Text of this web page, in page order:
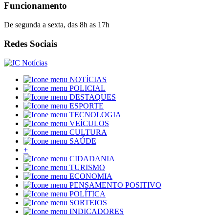
Funcionamento
De segunda a sexta, das 8h as 17h
Redes Sociais
NOTÍCIAS
POLICIAL
DESTAQUES
ESPORTE
TECNOLOGIA
VEÍCULOS
CULTURA
SAÚDE
+
CIDADANIA
TURISMO
ECONOMIA
PENSAMENTO POSITIVO
POLÍTICA
SORTEIOS
INDICADORES